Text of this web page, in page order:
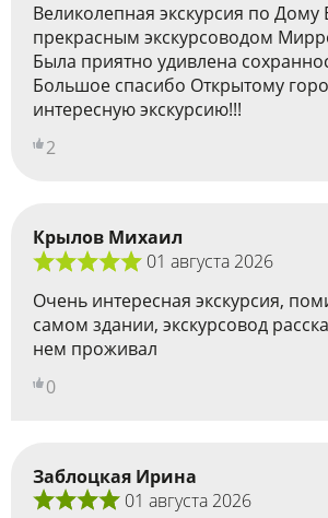
Великолепная экскурсия по Дому
прекрасным экскурсоводом
Была приятно удивлена
Большое спасибо Открытому
интересную экскурсию!!!
2
Крылов Михаил
01 августа 2026
Очень интересная экскурсия,
самом здании, экскурсовод
нем проживал
0
Заблоцкая Ирина
01 августа 2026